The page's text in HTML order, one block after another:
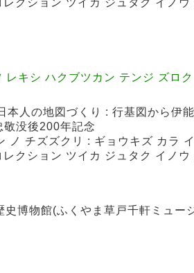
クション ツイカ ジュタク イノ
レキシ ハクブツカン テンジ ズロ
人の地図づくり : 行基図から伊
敬没後200年記念
ノ チズズクリ : ギョウキズ カラ
クション ツイカ ジュタク イノ
博物館(ふくやま草戸千軒ミュー